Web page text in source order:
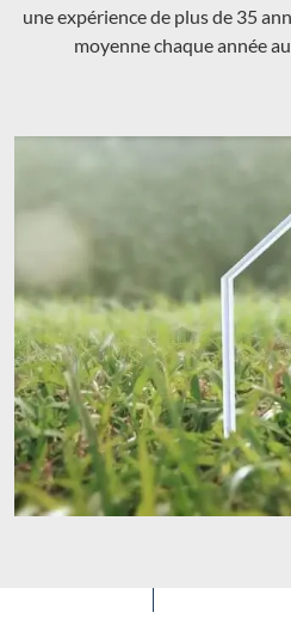
une expérience de plus de 35
moyenne chaque année